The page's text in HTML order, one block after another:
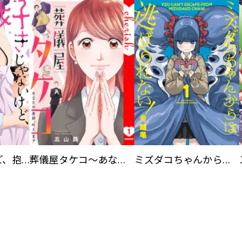
好きじゃないけど、抱いてください【電子単行本版／特典おまけ付き】 葬儀屋タケコ～あなたの最期、叶えます【電子単行本版】 ミズダコちゃんからは逃げられない！